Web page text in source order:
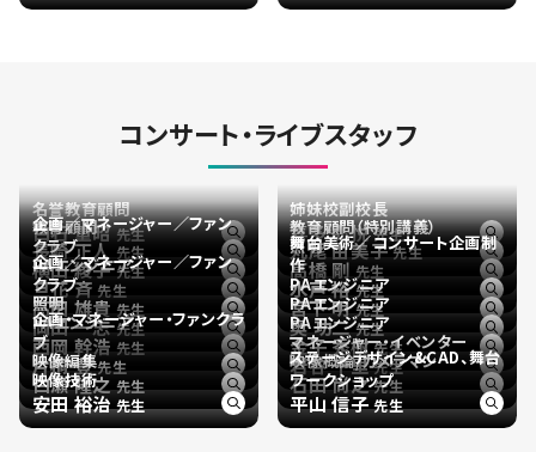
コンサート・ライブスタッフ
名誉教育顧問
白石 重昭 先生
姉妹校副校長
喜多 弘悦 先生
教育顧問
長崎 正人 先生
教育顧問（特別講義）
丸尾 由美子 先生
企画／マネージャー／ファン
クラブ
横山 綾子 先生
照明
高橋 剛 先生
PAエンジニア
旦花 斉 先生
舞台美術／コンサート企画制
作
水戸 裕 先生
企画／マネージャー／ファン
クラブ
高田 雄貴 先生
PAエンジニア
宮下 明 先生
照明
岡田 一志 先生
PAエンジニア
奥 功二 先生
PAエンジニア
西岡 幹浩 先生
PAエンジニア
金子 秀樹 先生
企画・マネージャー・ファンクラ
ブ
片桐 豊 先生
マネージャー・イベンター
岩谷 千里 先生
映像編集
白瀬 隆之 先生
映像概論/カメラマン
石田 尚之 先生
映像技術
安田 裕治 先生
ステージデザイン&CAD、舞台
ワークショップ
平山 信子 先生